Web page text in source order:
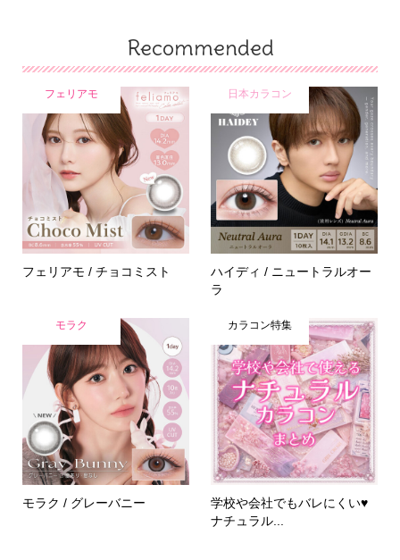
Recommended
フェリアモ
フェリアモ / チョコミスト
日本カラコン
ハイディ / ニュートラルオー
ラ
モラク
モラク / グレーバニー
カラコン特集
学校や会社でもバレにくい♥
ナチュラル...